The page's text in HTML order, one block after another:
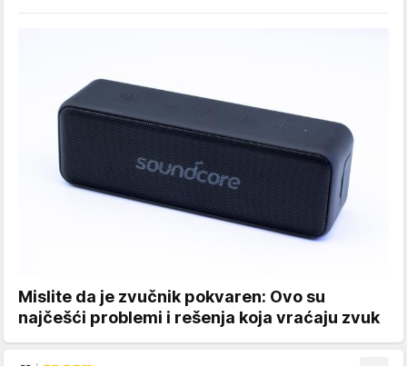
Mislite da je zvučnik pokvaren: Ovo su
najčešći problemi i rešenja koja vraćaju zvuk